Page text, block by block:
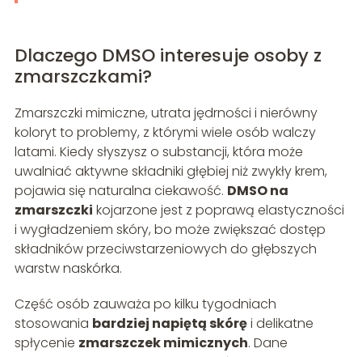
Dlaczego DMSO interesuje osoby z
zmarszczkami?
Zmarszczki mimiczne, utrata jędrności i nierówny
koloryt to problemy, z którymi wiele osób walczy
latami. Kiedy słyszysz o substancji, która może
uwalniać aktywne składniki głębiej niż zwykły krem,
pojawia się naturalna ciekawość. DMSO na
zmarszczki kojarzone jest z poprawą elastyczności
i wygładzeniem skóry, bo może zwiększać dostęp
składników przeciwstarzeniowych do głębszych
warstw naskórka.
Część osób zauważa po kilku tygodniach
stosowania bardziej napiętą skóręi delikatne
spłycenie zmarszczek mimicznych. Dane